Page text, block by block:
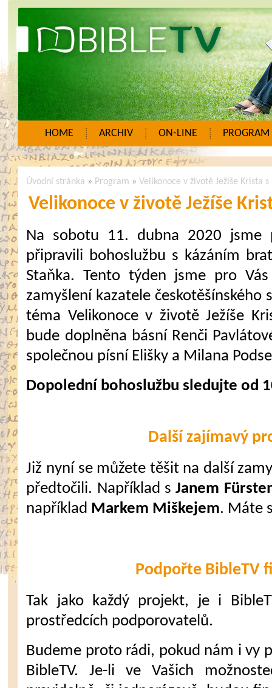
HOME ARCHIV ON-LINE PROGRAM
Úvodní stránka » Program » Velikonoce v životě Ježíše Krista
Velikonoce v životě Ježíše
Na sobotu 11. dubna 2020 jsme
připravili bohoslužbu s kázáním
Staňka. Tento týden jsme pro
zamyšlení kazatele českotěšínského
téma Velikonoce v životě Ježíše
bude doplněna básní Renči
společnou písní Elišky a Milana
Dopolední bohoslužbu sledujte od
Další zajímavý
Již nyní se můžete těšit na další
předtočili. Například sJanem
například Markem Miškejem. Máte
Podpořte BibleTV
Tak jako každý projekt, je i
prostředcích podporovatelů.
Budeme proto rádi, pokud nám i vy
BibleTV. Je-li ve Vašich